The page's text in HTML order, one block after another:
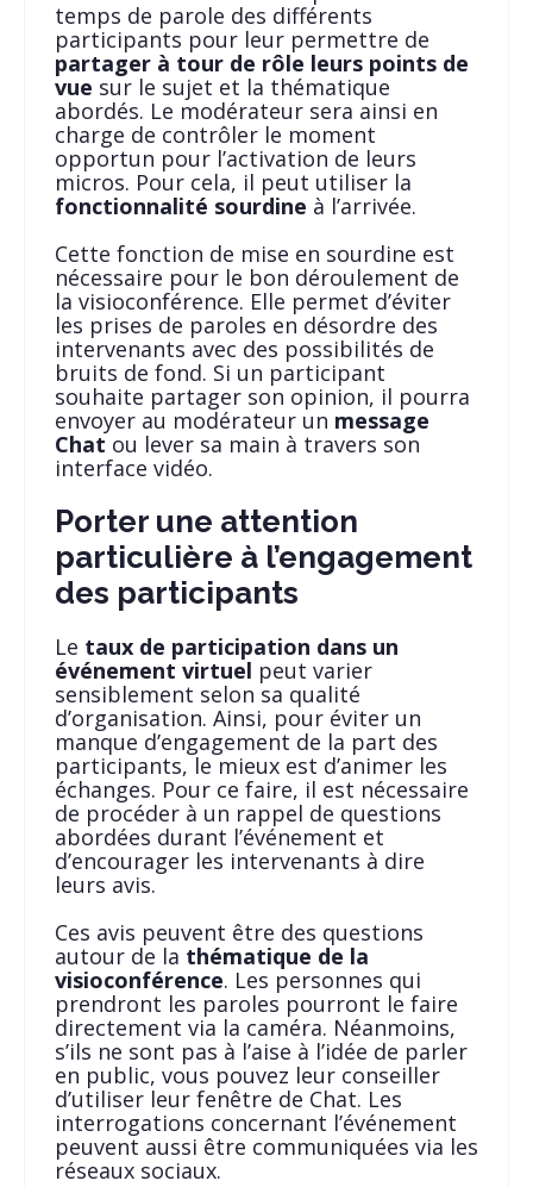
temps de parole des différents
participants pour leur permettre de
partager à tour de rôle leurs points de
vue sur le sujet et la thématique
abordés. Le modérateur sera ainsi en
charge de contrôler le moment
opportun pour l’activation de leurs
micros. Pour cela, il peut utiliser la
fonctionnalité sourdine à l’arrivée.
Cette fonction de mise en sourdine est
nécessaire pour le bon déroulement de
la visioconférence. Elle permet d’éviter
les prises de paroles en désordre des
intervenants avec des possibilités de
bruits de fond. Si un participant
souhaite partager son opinion, il pourra
envoyer au modérateur un message
Chat ou lever sa main à travers son
interface vidéo.
Porter une attention
particulière à l’engagement
des participants
Le taux de participation dans un
événement virtuel peut varier
sensiblement selon sa qualité
d’organisation. Ainsi, pour éviter un
manque d’engagement de la part des
participants, le mieux est d’animer les
échanges. Pour ce faire, il est nécessaire
de procéder à un rappel de questions
abordées durant l’événement et
d’encourager les intervenants à dire
leurs avis.
Ces avis peuvent être des questions
autour de la thématique de la
visioconférence. Les personnes qui
prendront les paroles pourront le faire
directement via la caméra. Néanmoins,
s’ils ne sont pas à l’aise à l’idée de parler
en public, vous pouvez leur conseiller
d’utiliser leur fenêtre de Chat. Les
interrogations concernant l’événement
peuvent aussi être communiquées via les
réseaux sociaux.